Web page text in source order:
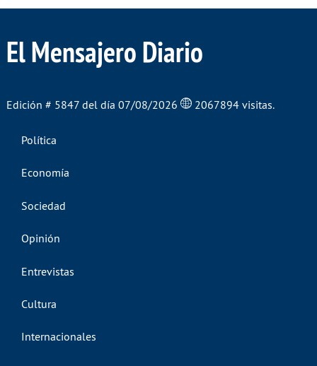
El Mensajero Diario
Edición # 5847 del día 07/08/2026 2067894 visitas.
Política
Economía
Sociedad
Opinión
Entrevistas
Cultura
Internacionales